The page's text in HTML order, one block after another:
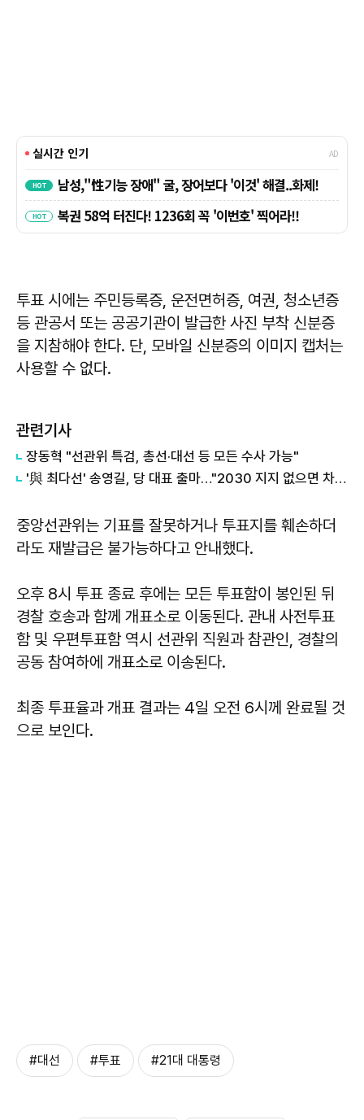
투표 시에는 주민등록증, 운전면허증, 여권, 청소년증
등 관공서 또는 공공기관이 발급한 사진 부착 신분증
을 지참해야 한다. 단, 모바일 신분증의 이미지 캡처는
사용할 수 없다.
관련기사
장동혁 "선관위 특검, 총선·대선 등 모든 수사 가능"
'與 최다선' 송영길, 당 대표 출마…"2030 지지 없으면 차기 대선 패배"
중앙선관위는 기표를 잘못하거나 투표지를 훼손하더
라도 재발급은 불가능하다고 안내했다.
오후 8시 투표 종료 후에는 모든 투표함이 봉인된 뒤
경찰 호송과 함께 개표소로 이동된다. 관내 사전투표
함 및 우편투표함 역시 선관위 직원과 참관인, 경찰의
공동 참여하에 개표소로 이송된다.
최종 투표율과 개표 결과는 4일 오전 6시께 완료될 것
으로 보인다.
#대선 #투표 #21대 대통령